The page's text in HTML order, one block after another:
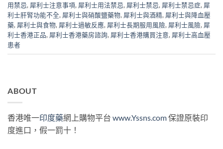
用禁忌, 犀利士注意事項, 犀利士用法禁忌, 犀利士禁忌, 犀利士禁忌症, 犀
利士肝腎功能不全, 犀利士與硝酸鹽藥物, 犀利士與酒精, 犀利士與降血壓
藥, 犀利士與食物, 犀利士過敏反應, 犀利士長期服用風險, 犀利士風險, 犀
利士香港正品, 犀利士香港藥房諮詢, 犀利士香港購買注意, 犀利士高血壓
患者
ABOUT
香港唯一印度藥網上購物平台 www.Yssns.com保證原裝印
度進口，假一罰十！